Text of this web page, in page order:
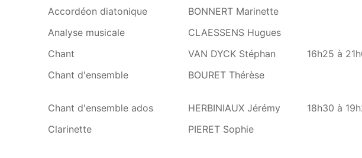
Accordéon diatonique
BONNERT Marinette
Analyse musicale
CLAESSENS Hugues
Chant
VAN DYCK Stéphan 16h25 à
Chant d'ensemble
BOURET Thérèse
Chant d'ensemble ados
HERBINIAUX Jérémy
18h30 à
Clarinette
PIERET Sophie